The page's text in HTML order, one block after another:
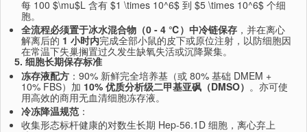
每 100 $\mu$L 含有 $1 \times 10^6$ 到 $5 \times 10^6$ 个细
胞。
全流程必须置于冰水混合物（0 - 4 ℃）中冷链保存 ，并在离心
解离后的 1 小时内完成全部小鼠的皮下或原位注射，以防细胞因
在常温下失巢搁置过久发生缺氧失活或沉降聚集。
5. 细胞长期保存标准
冻存液配方 ：90% 新鲜完全培养基（或 80% 基础 DMEM +
10% FBS）加 10% 优质分析级二甲基亚砜（DMSO） 。亦可使
用高效的商用无血清细胞冻存液。
冷冻降温规范 ：
收集形态标杆健康的对数生长期 Hep-56.1D 细胞，离心弃上